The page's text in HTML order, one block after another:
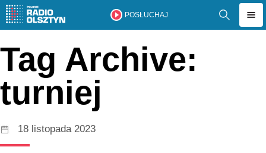
POSŁUCHAJ
Tag Archive:
turniej
18 listopada 2023